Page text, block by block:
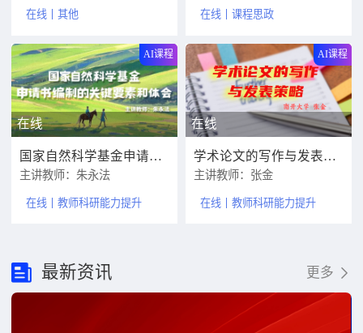
在线 其他 在线 课程思政
AI课程
在线
国家自然科学基金申请书编制的关键要素和体会
主讲教师：朱永法
在线 教师科研能力提升
AI课程
在线
学术论文的写作与发表策略
主讲教师：张金
在线 教师科研能力提升
最新资讯 更多